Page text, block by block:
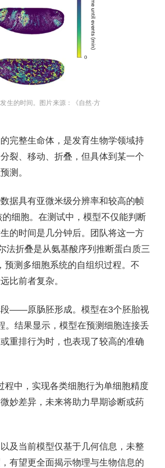
生的时间。图片来源：《自然·方
完整生命体，是发育生物学领域持
裂、移动、折叠，但具体到某一个
测。
据具有亚微米级分辨率和较高的帧
细胞。在测试中，模型不仅能判断
的时间是几分钟后。团队将这一方
法折叠是从氨基酸序列推断蛋白质三
预测多细胞系统的自组织过程。不
比前者复杂。
段——原肠胚形成。模型在3个胚胎视
。结果显示，模型在预测细胞连接丢
重排行为时，也表现了较高的准确
程中，实现各类细胞行为单细胞精度
妙差异，未来将助力早期诊断或药
及当前模型仅基于几何信息，未整
有望更全面揭示物理与生物信息的